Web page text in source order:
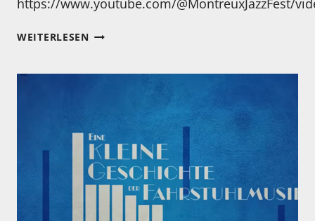
https://www.youtube.com/@MontreuxJazzFest/
WEITERLESENYES